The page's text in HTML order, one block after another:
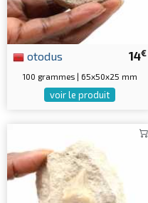
14€
otodus
100 grammes | 65x50x25 mm
voir le produit